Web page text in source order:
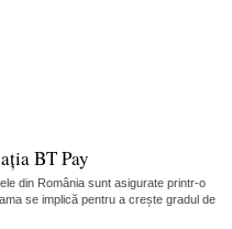
BT Pay
din România sunt asigurate printr-o
se implică pentru a crește gradul de